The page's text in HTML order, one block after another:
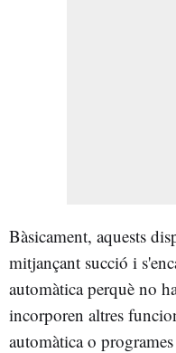
Bàsicament, aquests
mitjançant succió i
automàtica perquè no
incorporen altres
automàtica o